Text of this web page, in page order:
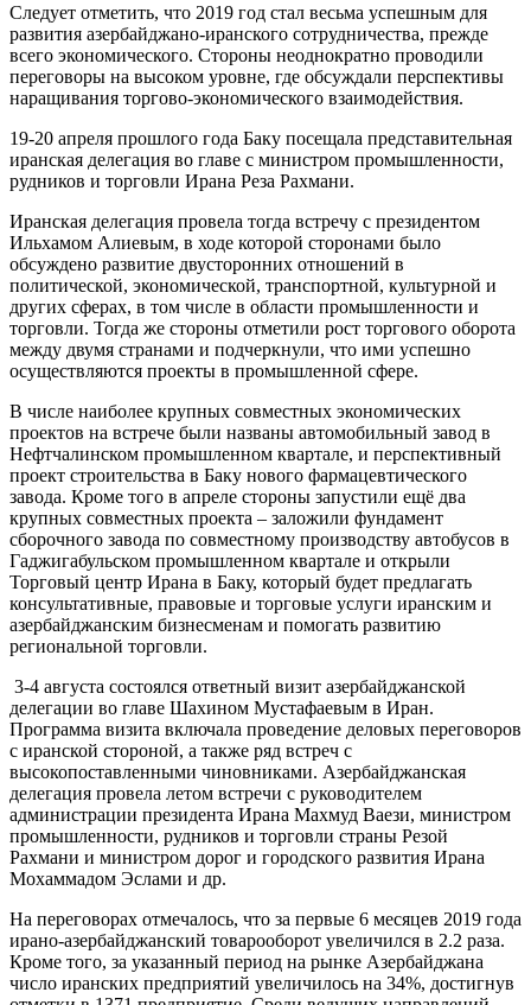
Следует отметить, что 2019 год стал весьма успешным для
развития азербайджано-иранского сотрудничества, прежде
всего экономического. Стороны неоднократно проводили
переговоры на высоком уровне, где обсуждали перспективы
наращивания торгово-экономического взаимодействия.
19-20 апреля прошлого года Баку посещала представительная
иранская делегация во главе с министром промышленности,
рудников и торговли Ирана Реза Рахмани.
Иранская делегация провела тогда встречу с президентом
Ильхамом Алиевым, в ходе которой сторонами было
обсуждено развитие двусторонних отношений в
политической, экономической, транспортной, культурной и
других сферах, в том числе в области промышленности и
торговли. Тогда же стороны отметили рост торгового оборота
между двумя странами и подчеркнули, что ими успешно
осуществляются проекты в промышленной сфере.
В числе наиболее крупных совместных экономических
проектов на встрече были названы автомобильный завод в
Нефтчалинском промышленном квартале, и перспективный
проект строительства в Баку нового фармацевтического
завода. Кроме того в апреле стороны запустили ещё два
крупных совместных проекта – заложили фундамент
сборочного завода по совместному производству автобусов в
Гаджигабульском промышленном квартале и открыли
Торговый центр Ирана в Баку, который будет предлагать
консультативные, правовые и торговые услуги иранским и
азербайджанским бизнесменам и помогать развитию
региональной торговли.
3-4 августа состоялся ответный визит азербайджанской
делегации во главе Шахином Мустафаевым в Иран.
Программа визита включала проведение деловых переговоров
с иранской стороной, а также ряд встреч с
высокопоставленными чиновниками. Азербайджанская
делегация провела летом встречи с руководителем
администрации президента Ирана Махмуд Ваези, министром
промышленности, рудников и торговли страны Резой
Рахмани и министром дорог и городского развития Ирана
Мохаммадом Эслами и др.
На переговорах отмечалось, что за первые 6 месяцев 2019 года
ирано-азербайджанский товарооборот увеличился в 2.2 раза.
Кроме того, за указанный период на рынке Азербайджана
число иранских предприятий увеличилось на 34%, достигнув